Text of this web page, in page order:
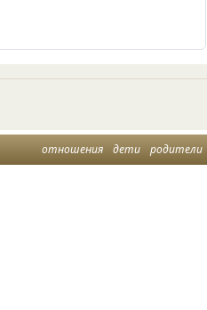
отношения дети родители